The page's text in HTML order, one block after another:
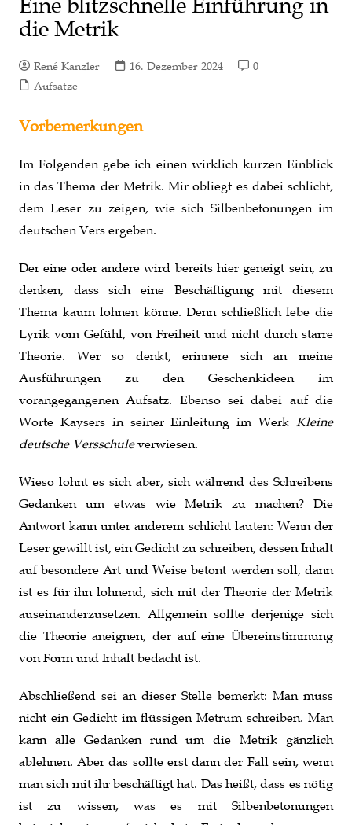
die Metrik
René Kanzler 16. Dezember 2024
0
Aufsätze
Vorbemerkungen
Im Folgenden gebe ich einen wirklich kurzen Einblick
in das Thema der Metrik. Mir obliegt es dabei schlicht,
dem Leser zu zeigen, wie sich Silbenbetonungen im
deutschen Vers ergeben.
Der eine oder andere wird bereits hier geneigt sein, zu
denken, dass sich eine Beschäftigung mit diesem
Thema kaum lohnen könne. Denn schließlich lebe die
Lyrik vom Gefühl, von Freiheit und nicht durch starre
Theorie. Wer so denkt, erinnere sich an meine
Ausführungen zu den Geschenkideen im
vorangegangenen Aufsatz. Ebenso sei dabei auf die
Worte Kaysers in seiner Einleitung im Werk Kleine
deutsche Versschuleverwiesen.
Wieso lohnt es sich aber, sich während des Schreibens
Gedanken um etwas wie Metrik zu machen? Die
Antwort kann unter anderem schlicht lauten: Wenn der
Leser gewillt ist, ein Gedicht zu schreiben, dessen Inhalt
auf besondere Art und Weise betont werden soll, dann
ist es für ihn lohnend, sich mit der Theorie der Metrik
auseinanderzusetzen. Allgemein sollte derjenige sich
die Theorie aneignen, der auf eine Übereinstimmung
von Form und Inhalt bedacht ist.
Abschließend sei an dieser Stelle bemerkt: Man muss
nicht ein Gedicht im flüssigen Metrum schreiben. Man
kann alle Gedanken rund um die Metrik gänzlich
ablehnen. Aber das sollte erst dann der Fall sein, wenn
man sich mit ihr beschäftigt hat. Das heißt, dass es nötig
ist zu wissen, was es mit Silbenbetonungen